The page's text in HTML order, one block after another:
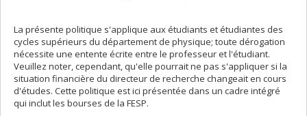
La présente politique s'applique aux étudiants et étudiantes des
cycles supérieurs du département de physique; toute dérogation
nécessite une entente écrite entre le professeur et l'étudiant.
Veuillez noter, cependant, qu'elle pourrait ne pas s'appliquer si la
situation financière du directeur de recherche changeait en cours
d'études. Cette politique est ici présentée dans un cadre intégré
qui inclut les bourses de la FESP.